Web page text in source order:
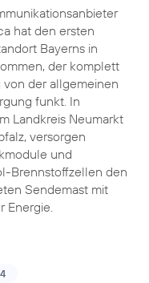
hat den ersten
Bayerns in
der komplett
von der allgemeinen
funkt. In
Landkreis Neumarkt
versorgen
und
Brennstoffzellen den
Sendemast mit
Energie.